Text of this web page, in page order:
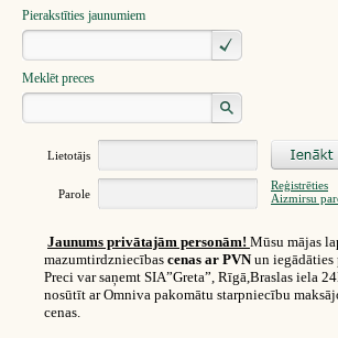
Pierakstīties jaunumiem
Meklēt preces
Lietotājs
Parole
Reģistrēties
Aizmirsu
Jaunums privātajām personām! Mūsu mājas
mazumtirdzniecības cenas ar PVNun iegādāties
Preci var saņemt SIA”Greta”, Rīgā,Braslas iela
nosūtīt ar Omniva pakomātu starpniecību
cenas.